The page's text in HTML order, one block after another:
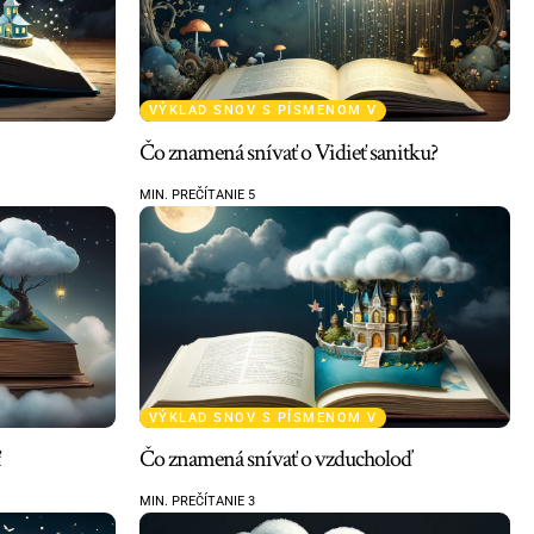
VÝKLAD SNOV S PÍSMENOM V
Čo znamená snívať o Vidieť sanitku?
MIN. PREČÍTANIE 5
VÝKLAD SNOV S PÍSMENOM V
Čo znamená snívať o vzducholoď
MIN. PREČÍTANIE 3